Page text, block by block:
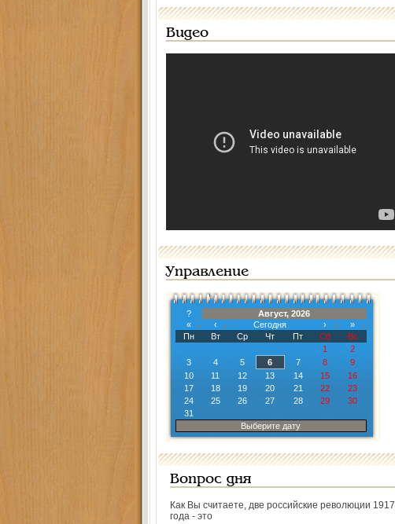
Видео
Управление
?
Август, 2026
«
‹ Сегодня ›
»
Пн
Вт Ср Чт Пт Сб
Вс
1
2
3
4 5 6 7 8
9
10
11 12 13 14 15
16
17
18 19 20 21 22
23
24
25 26 27 28 29
30
31
Выберите дату
Вопрос дня
Как Вы считаете, две российские революции 1917
года - это